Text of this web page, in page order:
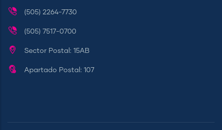
(505) 2264-7730
(505) 7517-0700
Sector Postal: 15AB
Apartado Postal: 107